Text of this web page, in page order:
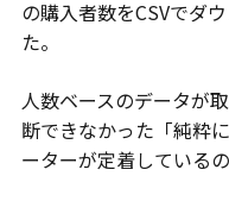
の購入者数をCSVでダ
た。
人数ベースのデータが
断できなかった「純粋
ーターが定着している